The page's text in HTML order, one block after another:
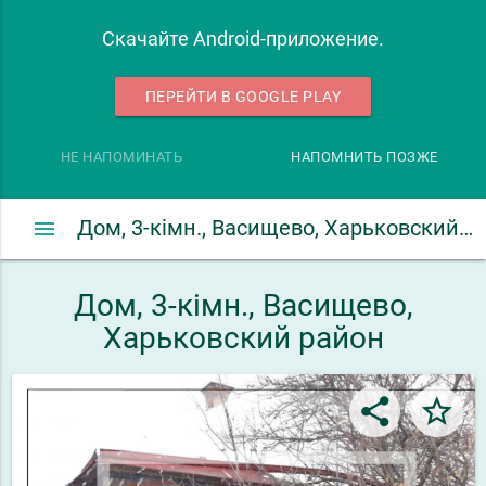
Скачайте Android-приложение.
ПЕРЕЙТИ В GOOGLE PLAY
НЕ НАПОМИНАТЬ НАПОМНИТЬ ПОЗЖЕ
Дом, 3-кімн., Васищево, Харьковский район
menu
Дом, 3-кімн., Васищево,
Харьковский район
share star_border